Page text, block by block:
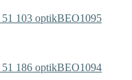
BEO1095
BEO1094